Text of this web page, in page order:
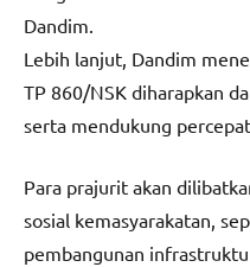
Dandim.
Lebih lanjut, Dandim
TP 860/NSK diharapkan
serta mendukung
Para prajurit akan
sosial kemasyarakatan,
pembangunan